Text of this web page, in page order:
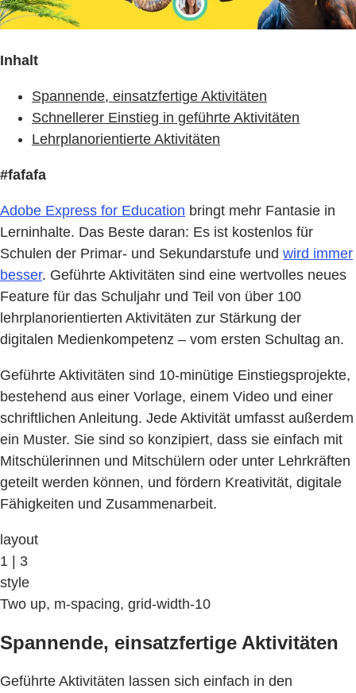
Inhalt
Spannende, einsatzfertige Aktivitäten
Schnellerer Einstieg in geführte Aktivitäten
Lehrplanorientierte Aktivitäten
#fafafa
Adobe Express for Education bringt mehr Fantasie in
Lerninhalte. Das Beste daran: Es ist kostenlos für
Schulen der Primar- und Sekundarstufe und wird immer
besser. Geführte Aktivitäten sind eine wertvolles neues
Feature für das Schuljahr und Teil von über 100
lehrplanorientierten Aktivitäten zur Stärkung der
digitalen Medienkompetenz – vom ersten Schultag an.
Geführte Aktivitäten sind 10-minütige Einstiegsprojekte,
bestehend aus einer Vorlage, einem Video und einer
schriftlichen Anleitung. Jede Aktivität umfasst außerdem
ein Muster. Sie sind so konzipiert, dass sie einfach mit
Mitschülerinnen und Mitschülern oder unter Lehrkräften
geteilt werden können, und fördern Kreativität, digitale
Fähigkeiten und Zusammenarbeit.
layout
1 | 3
style
Two up, m-spacing, grid-width-10
Spannende, einsatzfertige Aktivitäten
Geführte Aktivitäten lassen sich einfach in den